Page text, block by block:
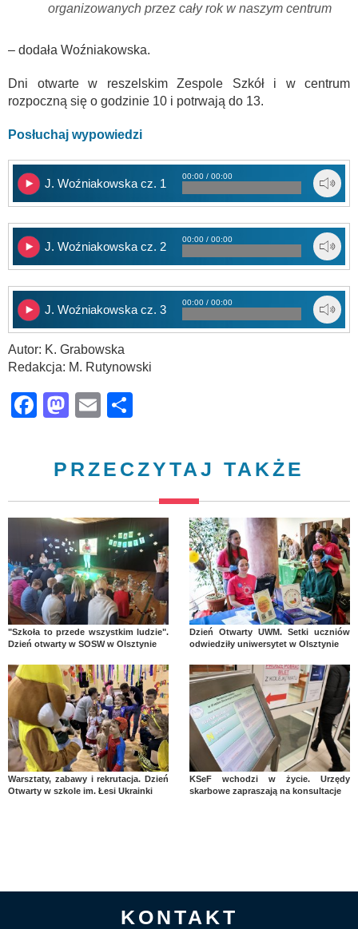
organizowanych przez cały rok w naszym centrum
– dodała Woźniakowska.
Dni otwarte w reszelskim Zespole Szkół i w centrum
rozpoczną się o godzinie 10 i potrwają do 13.
Posłuchaj wypowiedzi
J. Woźniakowska cz. 1
00:00 / 00:00
J. Woźniakowska cz. 2
00:00 / 00:00
J. Woźniakowska cz. 3
00:00 / 00:00
Autor: K. Grabowska
Redakcja: M. Rutynowski
Facebook
Mastodon
Email
PRZECZYTAJ TAKŻE
"Szkoła to przede wszystkim ludzie".
Dzień otwarty w SOSW w Olsztynie
Dzień Otwarty UWM. Setki uczniów
odwiedziły uniwersytet w Olsztynie
Warsztaty, zabawy i rekrutacja. Dzień
Otwarty w szkole im. Łesi Ukrainki
KSeF wchodzi w życie. Urzędy
skarbowe zapraszają na konsultacje
KONTAKT